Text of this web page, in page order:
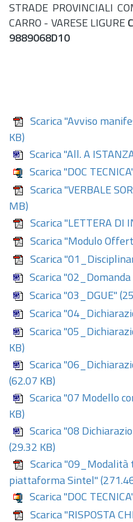
STRADE PROVINCIALI
CARRO - VARESE LIGURE
9889068D10
Scarica "Avviso
KB)
Scarica "All. A
Scarica "DOC
Scarica "VERBALE
MB)
Scarica "LETTERA DI
Scarica "Modulo
Scarica
Scarica
Scarica "03_DGUE"
Scarica
Scarica
KB)
Scarica
(62.07 KB)
Scarica "07 Modello
KB)
Scarica "08
(29.32 KB)
Scarica "09_Modalità
piattaforma Sintel"
Scarica "DOC
Scarica "RISPOSTA